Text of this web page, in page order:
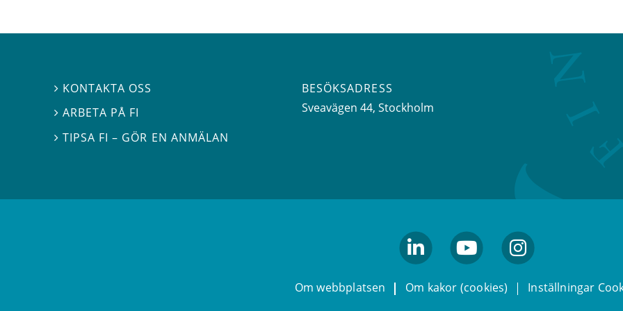
 KONTAKTA OSS
ARBETA PÅ FI
TIPSA FI – GÖR EN ANMÄLAN
BESÖKSADRESS
Sveavägen 44, Stockholm
Om webbplatsen Om kakor (cookies) Inställningar